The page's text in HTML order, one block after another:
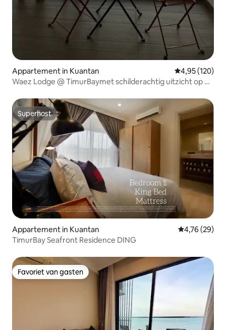
Appartement in Kuantan Gemiddelde
4,95 (120)
Waez Lodge @ TimurBaymet schilderachtig uitzicht op de
Superhost
Superhost
Appartement in Kuantan Gemiddelde
4,76 (29)
TimurBay Seafront Residence DING
Favoriet van gasten
Favoriet van gasten